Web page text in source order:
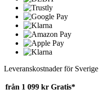
Leveranskostnader för Sverige
från 1 099 kr Gratis*